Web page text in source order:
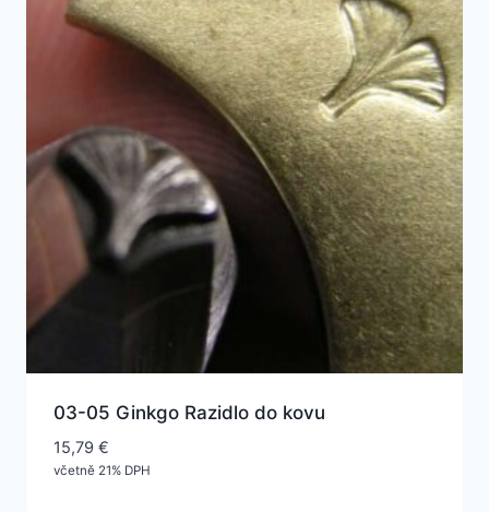
03-05 Ginkgo Razidlo do kovu
15,79 €
včetně 21% DPH